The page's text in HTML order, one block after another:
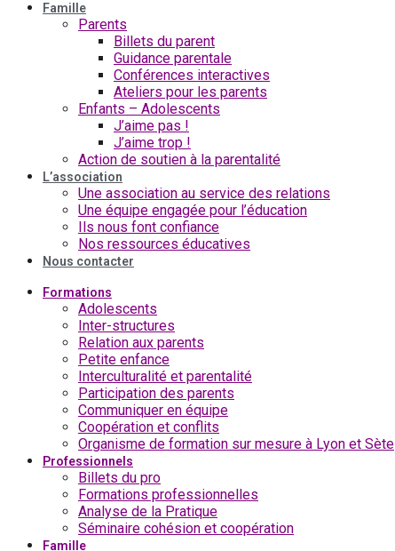
Famille
Parents
Billets du parent
Guidance parentale
Conférences interactives
Ateliers pour les parents
Enfants – Adolescents
J’aime pas !
J’aime trop !
Action de soutien à la parentalité
L’association
Une association au service des relations
Une équipe engagée pour l’éducation
Ils nous font confiance
Nos ressources éducatives
Nous contacter
Formations
Adolescents
Inter-structures
Relation aux parents
Petite enfance
Interculturalité et parentalité
Participation des parents
Communiquer en équipe
Coopération et conflits
Organisme de formation sur mesure à Lyon et Sète
Professionnels
Billets du pro
Formations professionnelles
Analyse de la Pratique
Séminaire cohésion et coopération
Famille